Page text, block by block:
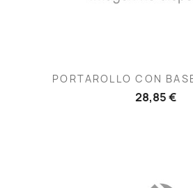
PORTAROLLO CON
28,85 €